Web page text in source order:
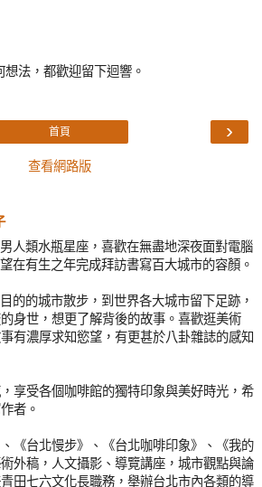
法，都歡迎留下迴響。
›
首頁
查看網路版
人類水瓶星座，喜歡在無盡地深夜面對電腦
在有生之年完成拜訪書寫百大城市的容顏。
的的城市散步，到世界各大城市留下足跡，
身世，想更了解背後的故事。喜歡逛美術
有濃厚求知慾望，有更甚於八卦雜誌的感知
享受各個咖啡館的獨特印象與美好時光，希
者。
《台北慢步》、《台北咖啡印象》、《我的
外稿，人文攝影、導覽講座，城市觀點與論
田七六文化長職務，舉辦台北市內各類的導